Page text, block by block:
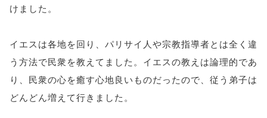
けました。
イエスは各地を回り、パリサイ人や宗教指導者とは全く違
う方法で民衆を教えてました。イエスの教えは論理的であ
り、民衆の心を癒す心地良いものだったので、従う弟子は
どんどん増えて行きました。